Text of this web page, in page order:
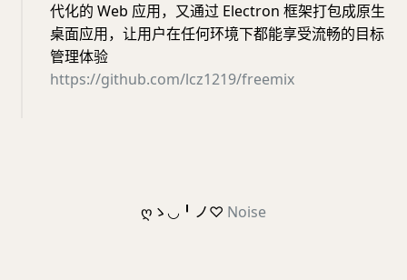
代化的 Web 应用，又通过 Electron 框架打包成原生
桌面应用，让用户在任何环境下都能享受流畅的目标
管理体验
https://github.com/lcz1219/freemix
ღゝ◡╹ノ♡ Noise